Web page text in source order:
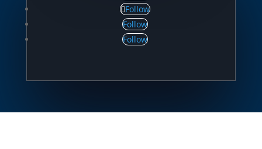
Follow
Follow
Follow